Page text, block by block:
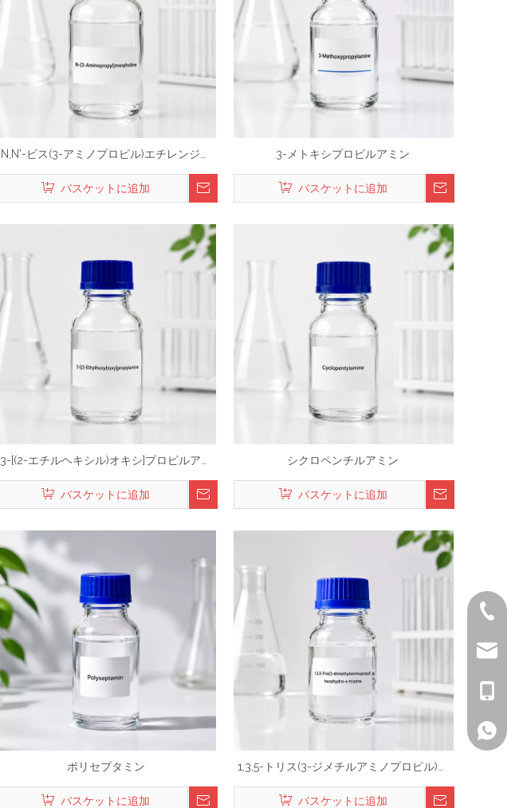
N,N'-ビス(3-アミノプロピル)エチレンジア
バスケットに追加
3-メトキシプロピルアミン
バスケットに追加
3-[(2-エチルヘキシル)オキシ]プロピルアミ
バスケットに追加
シクロペンチルアミン
バスケットに追加
ポリセプタミン
バスケットに追加
1,3,5-トリス(3-ジメチルアミノプロピル)ヘ
バスケットに追加
+86-
リサ